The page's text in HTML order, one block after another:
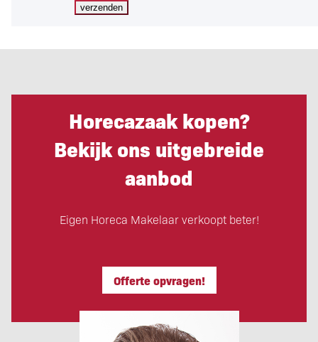
Horecazaak kopen?
Bekijk ons uitgebreide
aanbod
Eigen Horeca Makelaar verkoopt beter!
Offerte opvragen!